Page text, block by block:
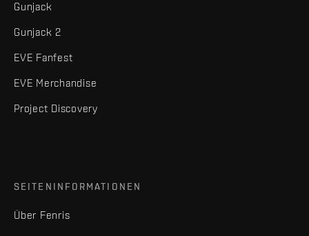
Gunjack
Gunjack 2
EVE Fanfest
EVE Merchandise
Project Discovery
SEITENINFORMATIONEN
Über Fenris